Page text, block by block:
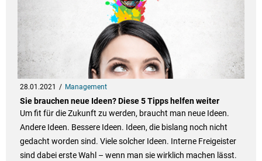
28.01.2021 Management
Sie brauchen neue Ideen? Diese 5 Tipps helfen weiter
Um fit für die Zukunft zu werden, braucht man neue Ideen.
Andere Ideen. Bessere Ideen. Ideen, die bislang noch nicht
gedacht worden sind. Viele solcher Ideen. Interne Freigeister
sind dabei erste Wahl – wenn man sie wirklich machen lässt.